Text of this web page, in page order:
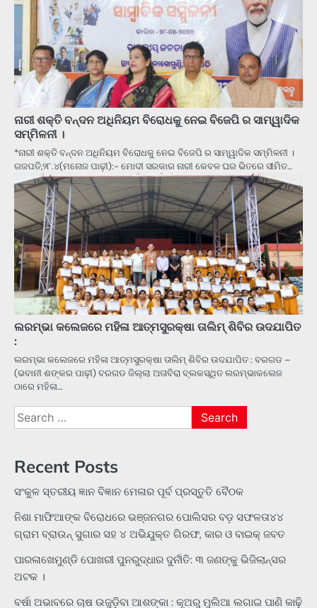
ନାରୀ ଶକ୍ତି ବନ୍ଦନ ଅଧିନିୟମ ବିରୋଧକୁ ନେଇ ବିଜେପି ର ସାମ୍ୱାଦିକ
ସମ୍ମିଳନୀ ।
*ନାରୀ ଶକ୍ତି ବନ୍ଦନ ଅଧିନିୟମ ବିରୋଧକୁ ନେଇ ବିଜେପି ର ସାମ୍ୱାଦିକ ସମ୍ମିଳନୀ ।
ଗଜପତି,୨୮.୪(ମନୋଜ ପାଢ଼ୀ):- ମୋଦୀ ସରକାର ନାରୀ କେବଳ ଘର ଭିତରେ ସୀମିତ…
ଲରମ୍ଭା କଲେଜରେ ମହିଳା ଆତ୍ମସୁରକ୍ଷା ତାଲିମ୍ ଶିବିର ଉଦଯାପିତ
:
ଲରମ୍ଭା କଲେଜରେ ମହିଳା ଆତ୍ମସୁରକ୍ଷା ତାଲିମ୍ ଶିବିର ଉଦଯାପିତ : ବରଗଡ –
(ଭବାନୀ ଶଙ୍କର ପାଢ଼ୀ) ବରଗଡ ଜିଲ୍ଲା ଅତାବିରା ବ୍ଲକସ୍ଥିତ ଲରମ୍ଭାକଲେଜ
ଠାରେ ମହିଳା…
Search
for:
Recent Posts
ସଂକୁଳ ସ୍ତରୀୟ ଜ୍ଞାନ ବିଜ୍ଞାନ ମେଳାର ପୂର୍ବ ପ୍ରସ୍ତୁତି ବୈଠକ
ନିଶା ମାଫିଆଙ୍କ ବିରୋଧରେ ଭଞ୍ଜନଗର ପୋଲିସର ବଡ଼ ସଫଳତା୪୪
ଗ୍ରାମ ବ୍ରାଉନ୍ ସୁଗାର ସହ ୪ ଅଭିଯୁକ୍ତ ଗିରଫ, କାର ଓ ବାଇକ୍ ଜବତ
ପାରଳାଖେମୁଣ୍ଡି ପୋଖରୀ ପୁନରୁଦ୍ଧାର ଦୁର୍ନୀତି: ୩ ଜଣଙ୍କୁ ଭିଜିଲାନ୍ସର
ଅଟକ ।
ବର୍ଷା ଅଭାବରେ ଚାଷ ଉଜୁଡ଼ିବା ଆଶଙ୍କା : କୂଅରୁ ମୁଲିଆ ଲଗାଇ ପାଣି କାଢ଼ି